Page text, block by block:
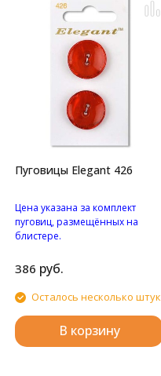
Пуговицы Elegant 426
Цена указана за комплект
пуговиц, размещённых на
блистере.
блестками пуговицы с
двумя отверстиями.
386 руб.
Осталось несколько штук
В корзину